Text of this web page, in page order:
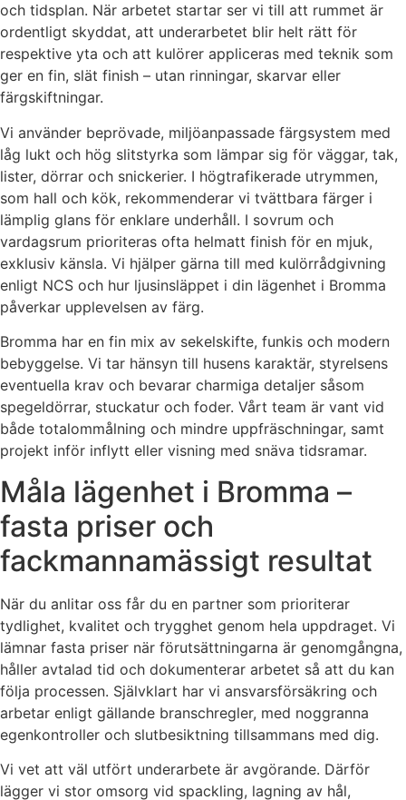
och tidsplan. När arbetet startar ser vi till att rummet är
ordentligt skyddat, att underarbetet blir helt rätt för
respektive yta och att kulörer appliceras med teknik som
ger en fin, slät finish – utan rinningar, skarvar eller
färgskiftningar.
Vi använder beprövade, miljöanpassade färgsystem med
låg lukt och hög slitstyrka som lämpar sig för väggar, tak,
lister, dörrar och snickerier. I högtrafikerade utrymmen,
som hall och kök, rekommenderar vi tvättbara färger i
lämplig glans för enklare underhåll. I sovrum och
vardagsrum prioriteras ofta helmatt finish för en mjuk,
exklusiv känsla. Vi hjälper gärna till med kulörrådgivning
enligt NCS och hur ljusinsläppet i din lägenhet i Bromma
påverkar upplevelsen av färg.
Bromma har en fin mix av sekelskifte, funkis och modern
bebyggelse. Vi tar hänsyn till husens karaktär, styrelsens
eventuella krav och bevarar charmiga detaljer såsom
spegeldörrar, stuckatur och foder. Vårt team är vant vid
både totalommålning och mindre uppfräschningar, samt
projekt inför inflytt eller visning med snäva tidsramar.
Måla lägenhet i Bromma –
fasta priser och
fackmannamässigt resultat
När du anlitar oss får du en partner som prioriterar
tydlighet, kvalitet och trygghet genom hela uppdraget. Vi
lämnar fasta priser när förutsättningarna är genomgångna,
håller avtalad tid och dokumenterar arbetet så att du kan
följa processen. Självklart har vi ansvarsförsäkring och
arbetar enligt gällande branschregler, med noggranna
egenkontroller och slutbesiktning tillsammans med dig.
Vi vet att väl utfört underarbete är avgörande. Därför
lägger vi stor omsorg vid spackling, lagning av hål,